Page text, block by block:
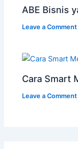
ABE Bisnis
Leave a Comment
Cara Smart
Leave a Comment